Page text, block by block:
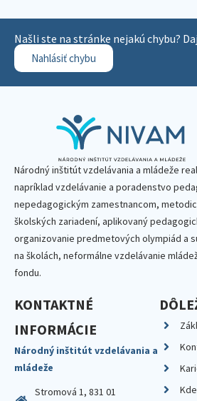
Našli ste na stránke nejakú chybu?
Nahlásiť chybu
Národný inštitút vzdelávania a mládeže
napríklad vzdelávanie a poradenstvo
nepedagogickým zamestnancom,
školských zariadení, aplikovaný
organizovanie predmetových olympiád a
na školách, neformálne vzdelávanie
fondu.
KONTAKTNÉ
INFORMÁCIE
Národný inštitút vzdelávania a
mládeže
Stromová 1, 831 01